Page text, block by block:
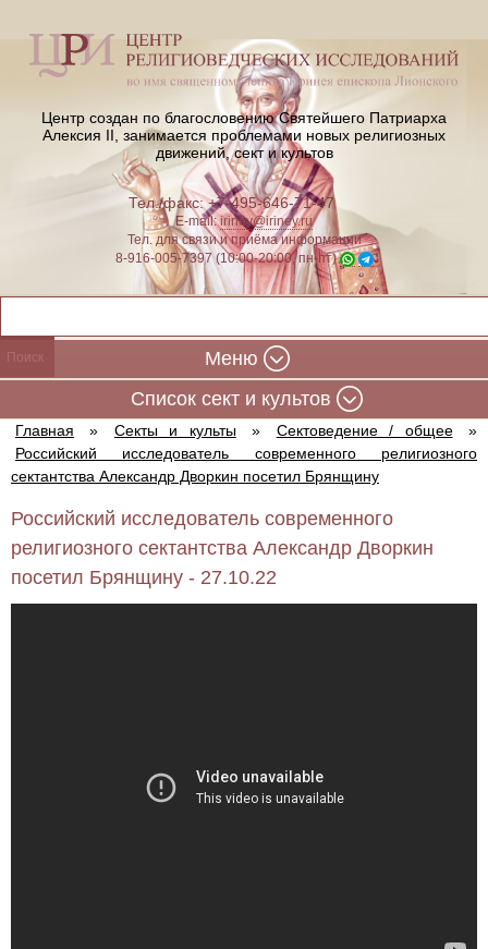
Центр создан по благословению Святейшего Патриарха
Алексия II, занимается проблемами новых религиозных
движений, сект и культов
Тел./факс: +7-495-646-71-47
E-mail:iriney@iriney.ru
Тел. для связи и приёма информации
8-916-005-7397 (10:00-20:00, пн-пт)
Меню
Cписок сект и культов
Главная » Секты и культы » Сектоведение / общее
»
Российский исследователь современного религиозного
сектантства Александр Дворкин посетил Брянщину
Российский исследователь современного
религиозного сектантства Александр Дворкин
посетил Брянщину - 27.10.22